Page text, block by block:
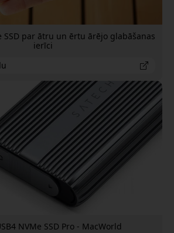
SSD par ātru un ērtu ārējo glabāšanas
ierīci
NVMe SSD Pro - MacWorld